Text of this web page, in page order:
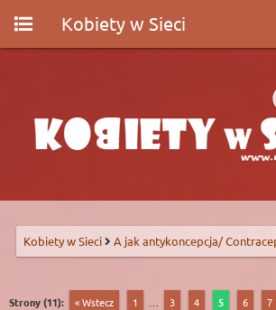
Kobiety w Sieci
Kobiety w Sieci A jak antykoncepcja/
Strony (11): « Wstecz 1 3 4 5 6 7